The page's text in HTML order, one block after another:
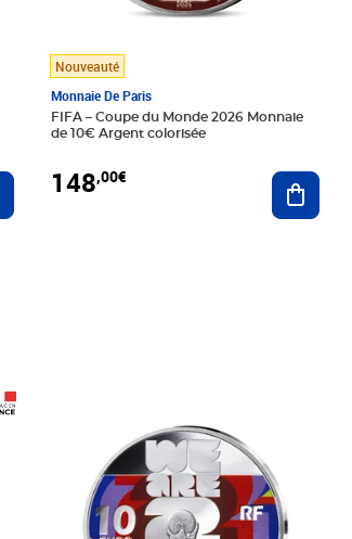
au panier
Nouveauté
Monnaie De Paris
FIFA – Coupe du Monde 2026 Monnaie
de 10€ Argent colorisée
148,00€